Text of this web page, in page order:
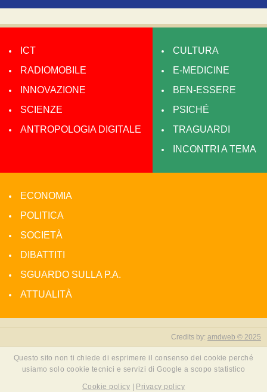
ICT
RADIOMOBILE
INNOVAZIONE
SCIENZE
ANTROPOLOGIA DIGITALE
CULTURA
E-MEDICINE
BEN-ESSERE
PSICHÉ
TRAGUARDI
INCONTRI A TEMA
ECONOMIA
POLITICA
SOCIETÀ
DIBATTITI
SGUARDO SULLA P.A.
ATTUALITÀ
Credits by: amdweb © 2025
Questo sito non ti chiede di esprimere il consenso dei cookie perché
usiamo solo cookie tecnici e servizi di Google a scopo statistico
Cookie policy | Privacy policy